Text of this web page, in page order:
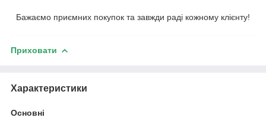
Бажаємо приємних покупок та завжди раді кожному клієнту!
Приховати
Характеристики
Основні